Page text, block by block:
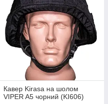
Кавер Kirasa на шолом
VIPER A5 чорний (KI606)